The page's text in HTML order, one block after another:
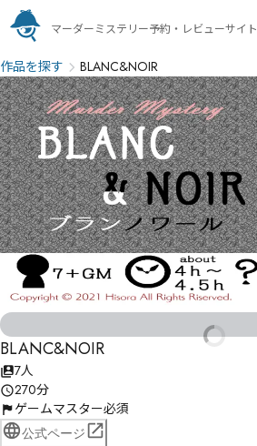
マーダーミステリー予約・レビューサイト
作品を探す BLANC&NOIR
BLANC&NOIR
7人
270分
ゲームマスター必須
公式ページ